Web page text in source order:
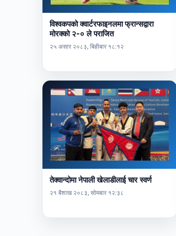
विश्वकपको क्वार्टरफाइनलमा फ्रान्सद्वारा
मोरक्को २-० ले पराजित
२५ असार २०८३, बिहीबार १८:१२
तेक्वान्दोमा नेपाली खेलाडीलाई चार स्वर्ण
२१ बैशाख २०८३, सोमबार १२:३८